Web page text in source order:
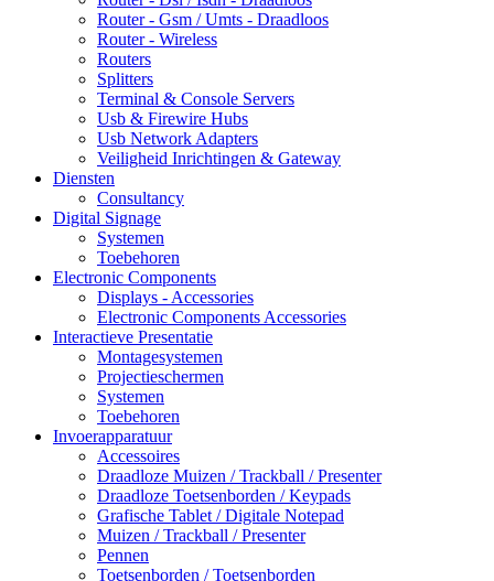
Router - Gsm / Umts - Draadloos
Router - Wireless
Routers
Splitters
Terminal & Console Servers
Usb & Firewire Hubs
Usb Network Adapters
Veiligheid Inrichtingen & Gateway
Diensten
Consultancy
Digital Signage
Systemen
Toebehoren
Electronic Components
Displays - Accessories
Electronic Components Accessories
Interactieve Presentatie
Montagesystemen
Projectieschermen
Systemen
Toebehoren
Invoerapparatuur
Accessoires
Draadloze Muizen / Trackball / Presenter
Draadloze Toetsenborden / Keypads
Grafische Tablet / Digitale Notepad
Muizen / Trackball / Presenter
Pennen
Toetsenborden / Toetsenborden